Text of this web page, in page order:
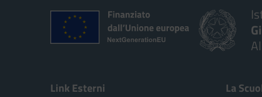
Link Esterni La